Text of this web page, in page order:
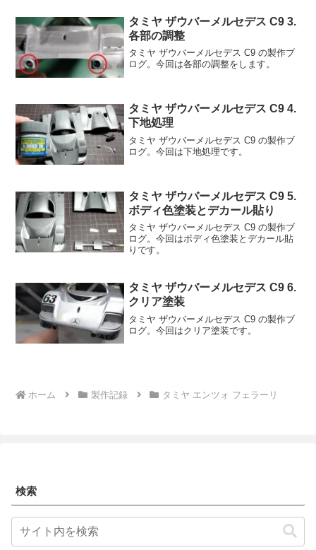
タミヤ ザウバーメルセデス C9 3.
各部の調整
タミヤ ザウバーメルセデス C9 の製作ブ
ログ。今回は各部の調整をします。
タミヤ ザウバーメルセデス C9 4.
下地処理
タミヤ ザウバーメルセデス C9 の製作ブ
ログ。今回は下地処理です。
タミヤ ザウバーメルセデス C9 5.
ボディ色塗装とデカール貼り
タミヤ ザウバーメルセデス C9 の製作ブ
ログ。今回はボディ色塗装とデカール貼
りです。
タミヤ ザウバーメルセデス C9 6.
クリア塗装
タミヤ ザウバーメルセデス C9 の製作ブ
ログ。今回はクリア塗装です。
ホーム 製作記録 タミヤ エンツォ フェラーリ
検索